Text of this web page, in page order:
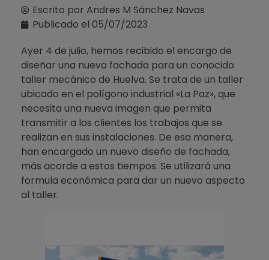
Escrito por Andres M Sánchez Navas
Publicado el 05/07/2023
Ayer 4 de julio, hemos recibido el encargo de
diseñar una nueva fachada para un conocido
taller mecánico de Huelva. Se trata de un taller
ubicado en el polígono industrial «La Paz», que
necesita una nueva imagen que permita
transmitir a los clientes los trabajos que se
realizan en sus instalaciones. De esa manera,
han encargado un nuevo diseño de fachada,
más acorde a estos tiempos. Se utilizará una
formula económica para dar un nuevo aspecto
al taller.